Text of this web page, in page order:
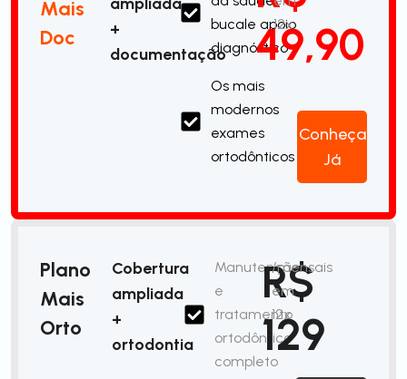
Mais
Doc
+
documentação
bucale apoio
diagnóstico
Os mais
modernos
exames
ortodônticos
49,90
12x
Conheça
Já
Plano
Mais
Orto
Cobertura
ampliada
+
ortodontia
Manutenção
e
tratamento
ortodôntico
completo
R$
129
/mensais
em
12x